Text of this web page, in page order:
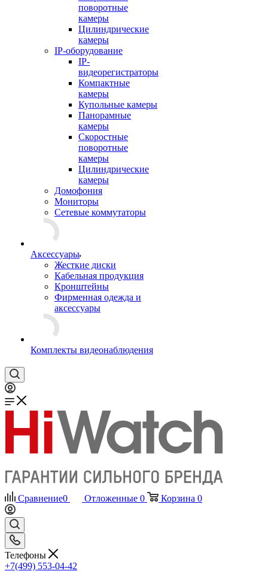
поворотные
камеры
Цилиндрические
камеры
IP-оборудование
IP-
видеорегистраторы
Компактные
камеры
Купольные камеры
Панорамные
камеры
Скоростные
поворотные
камеры
Цилиндрические
камеры
Домофония
Мониторы
Сетевые коммутаторы
Аксессуары
Жесткие диски
Кабельная продукция
Кронштейны
Фирменная одежда и
аксессуары
Комплекты видеонаблюдения
Сравнение0 Отложенные 0 Корзина 0
Телефоны
+7(499) 553-04-42